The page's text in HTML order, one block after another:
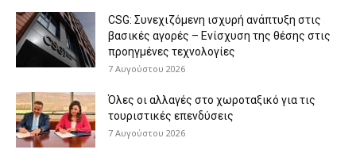
CSG: Συνεχιζόμενη ισχυρή ανάπτυξη στις
βασικές αγορές – Ενίσχυση της θέσης στις
προηγμένες τεχνολογίες
7 Αυγούστου 2026
Όλες οι αλλαγές στο χωροταξικό για τις
τουριστικές επενδύσεις
7 Αυγούστου 2026